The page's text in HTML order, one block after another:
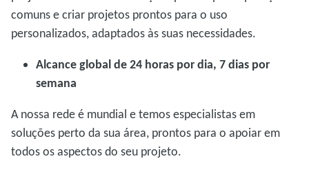
comuns e criar projetos prontos para o uso
personalizados, adaptados às suas necessidades.
Alcance global de 24 horas por dia, 7 dias por
semana
A nossa rede é mundial e temos especialistas em
soluções perto da sua área, prontos para o apoiar em
todos os aspectos do seu projeto.